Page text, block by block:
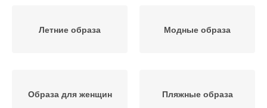
Летние образа Модные образа
Образа для женщин Пляжные образа